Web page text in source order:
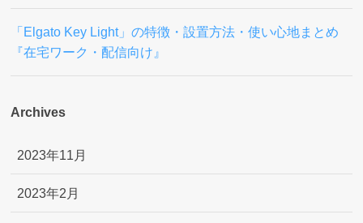
「Elgato Key Light」の特徴・設置方法・使い心地まとめ
『在宅ワーク・配信向け』
Archives
2023年11月
2023年2月